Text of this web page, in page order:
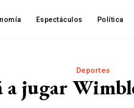
Espectáculos Política
Deportes
a jugar